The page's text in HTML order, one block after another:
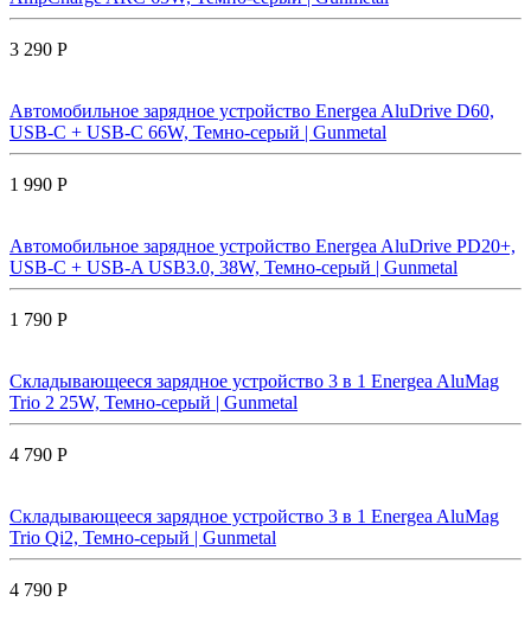
3 290 Р
Автомобильное зарядное устройство Energea AluDrive D60,
USB-C + USB-С 66W, Темно-серый | Gunmetal
1 990 Р
Автомобильное зарядное устройство Energea AluDrive PD20+,
USB-C + USB-A USB3.0, 38W, Темно-серый | Gunmetal
1 790 Р
Складывающееся зарядное устройство 3 в 1 Energea AluMag
Trio 2 25W, Темно-серый | Gunmetal
4 790 Р
Складывающееся зарядное устройство 3 в 1 Energea AluMag
Trio Qi2, Темно-серый | Gunmetal
4 790 Р